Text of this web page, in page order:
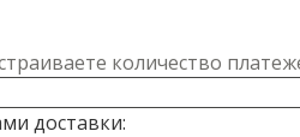
количество
доставки: